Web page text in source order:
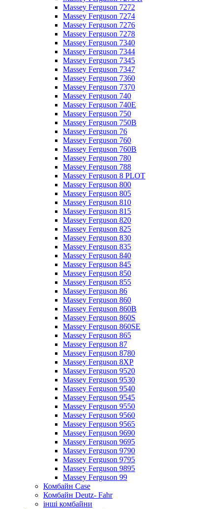
Massey Ferguson 7272
Massey Ferguson 7274
Massey Ferguson 7276
Massey Ferguson 7278
Massey Ferguson 7340
Massey Ferguson 7344
Massey Ferguson 7345
Massey Ferguson 7347
Massey Ferguson 7360
Massey Ferguson 7370
Massey Ferguson 740
Massey Ferguson 740E
Massey Ferguson 750
Massey Ferguson 750B
Massey Ferguson 76
Massey Ferguson 760
Massey Ferguson 760B
Massey Ferguson 780
Massey Ferguson 788
Massey Ferguson 8 PLOT
Massey Ferguson 800
Massey Ferguson 805
Massey Ferguson 810
Massey Ferguson 815
Massey Ferguson 820
Massey Ferguson 825
Massey Ferguson 830
Massey Ferguson 835
Massey Ferguson 840
Massey Ferguson 845
Massey Ferguson 850
Massey Ferguson 855
Massey Ferguson 86
Massey Ferguson 860
Massey Ferguson 860B
Massey Ferguson 860S
Massey Ferguson 860SE
Massey Ferguson 865
Massey Ferguson 87
Massey Ferguson 8780
Massey Ferguson 8XP
Massey Ferguson 9520
Massey Ferguson 9530
Massey Ferguson 9540
Massey Ferguson 9545
Massey Ferguson 9550
Massey Ferguson 9560
Massey Ferguson 9565
Massey Ferguson 9690
Massey Ferguson 9695
Massey Ferguson 9790
Massey Ferguson 9795
Massey Ferguson 9895
Massey Ferguson 99
Комбайн Case
Комбайн Deutz- Fahr
інші комбайни